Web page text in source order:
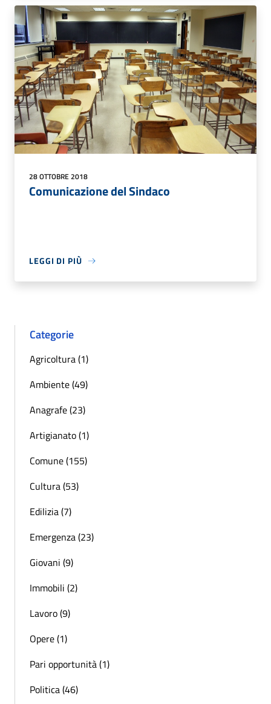
28 OTTOBRE 2018
Comunicazione del Sindaco
LEGGI DI PIÙ
Categorie
Agricoltura (1)
Ambiente (49)
Anagrafe (23)
Artigianato (1)
Comune (155)
Cultura (53)
Edilizia (7)
Emergenza (23)
Giovani (9)
Immobili (2)
Lavoro (9)
Opere (1)
Pari opportunità (1)
Politica (46)